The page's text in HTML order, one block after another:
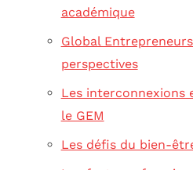
académique
Global
perspectives
Les interconnexions
le GEM
Les défis du bien-